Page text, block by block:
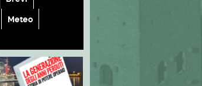
Meteo